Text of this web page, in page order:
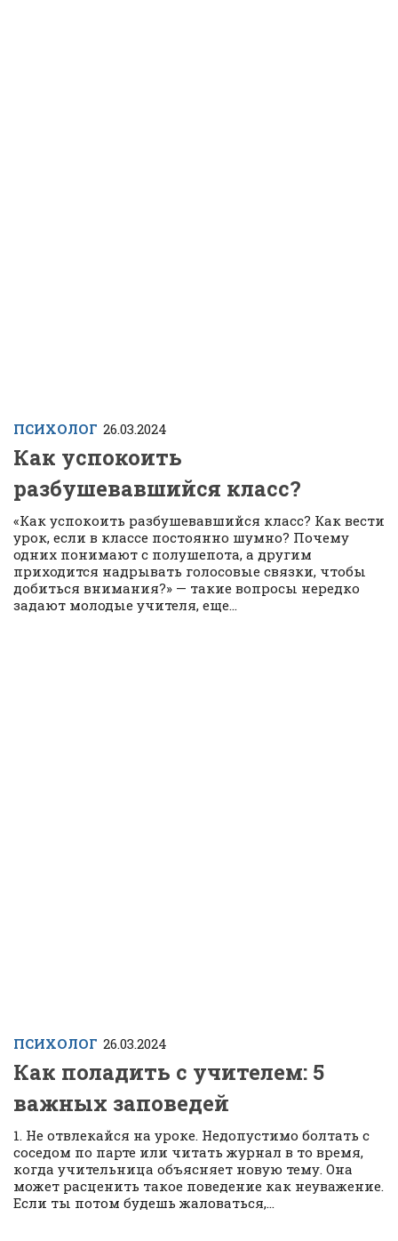
ПСИХОЛОГ 26.03.2024
Как успокоить
разбушевавшийся класс?
«Как успокоить разбушевавшийся класс? Как вести
урок, если в классе постоянно шумно? Почему
одних понимают с полушепота, а другим
приходится надрывать голосовые связки, чтобы
добиться внимания?» — такие вопросы нередко
задают молодые учителя, еще...
ПСИХОЛОГ 26.03.2024
Как поладить с учителем: 5
важных заповедей
1. Не отвлекайся на уроке. Недопустимо болтать с
соседом по парте или читать журнал в то время,
когда учительница объясняет новую тему. Она
может расценить такое поведение как неуважение.
Если ты потом будешь жаловаться,...